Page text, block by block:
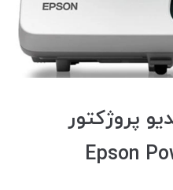
پروژکتور